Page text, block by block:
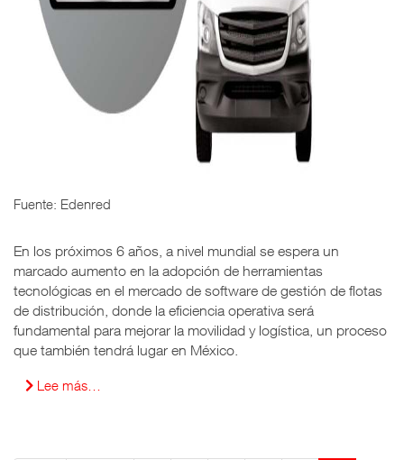
Fuente: Edenred
En los próximos 6 años, a nivel mundial se espera un
marcado aumento en la adopción de herramientas
tecnológicas en el mercado de software de gestión de flotas
de distribución, donde la eficiencia operativa será
fundamental para mejorar la movilidad y logística, un proceso
que también tendrá lugar en México.
Lee más…